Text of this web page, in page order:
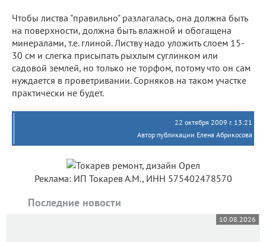
Чтобы листва "правильно" разлагалась, она должна быть
на поверхности, должна быть влажной и обогащена
минералами, т.е. глиной. Листву надо уложить слоем 15-
30 см и слегка присыпать рыхлым суглинком или
садовой землей, но только не торфом, потому что он сам
нуждается в проветривании. Сорняков на таком участке
практически не будет.
22 октября 2009 г. 13:21
Автор публикации Елена Абрикосова
Реклама: ИП Токарев А.М., ИНН 575402478570
Последние новости
10.08.2026